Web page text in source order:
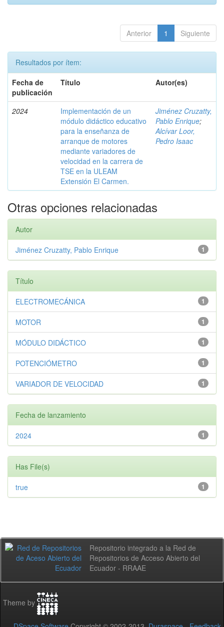
Anterior 1 Siguiente
Resultados por ítem:
Fecha de
publicación
Título Autor(es)
2024
Implementación de un
módulo didáctico educativo
para la enseñanza de
arranque de motores
mediante variadores de
velocidad en la carrera de
TSE en la ULEAM
Extensión El Carmen.
Jiménez Cruzatty,
Pablo Enrique;
Alcívar Loor,
Pedro Isaac
Otras opciones relacionadas
Autor
1
Jiménez Cruzatty, Pablo Enrique
Título
1
ELECTROMECÁNICA
1
MOTOR
1
MÓDULO DIDÁCTICO
1
POTENCIÓMETRO
1
VARIADOR DE VELOCIDAD
Fecha de lanzamiento
1
2024
Has File(s)
1
true
Repositorio integrado a la Red de
Repositorios de Acceso Abierto del
Ecuador - RRAAE
Theme by